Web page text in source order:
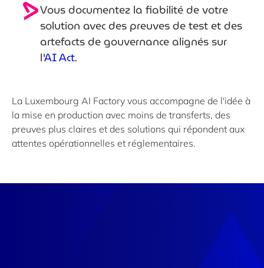
Vous documentez la fiabilité de votre
solution avec des preuves de test et des
artefacts de gouvernance alignés sur
l'AI Act.
La Luxembourg AI Factory vous accompagne de l'idée à
la mise en production avec moins de transferts, des
preuves plus claires et des solutions qui répondent aux
attentes opérationnelles et réglementaires.